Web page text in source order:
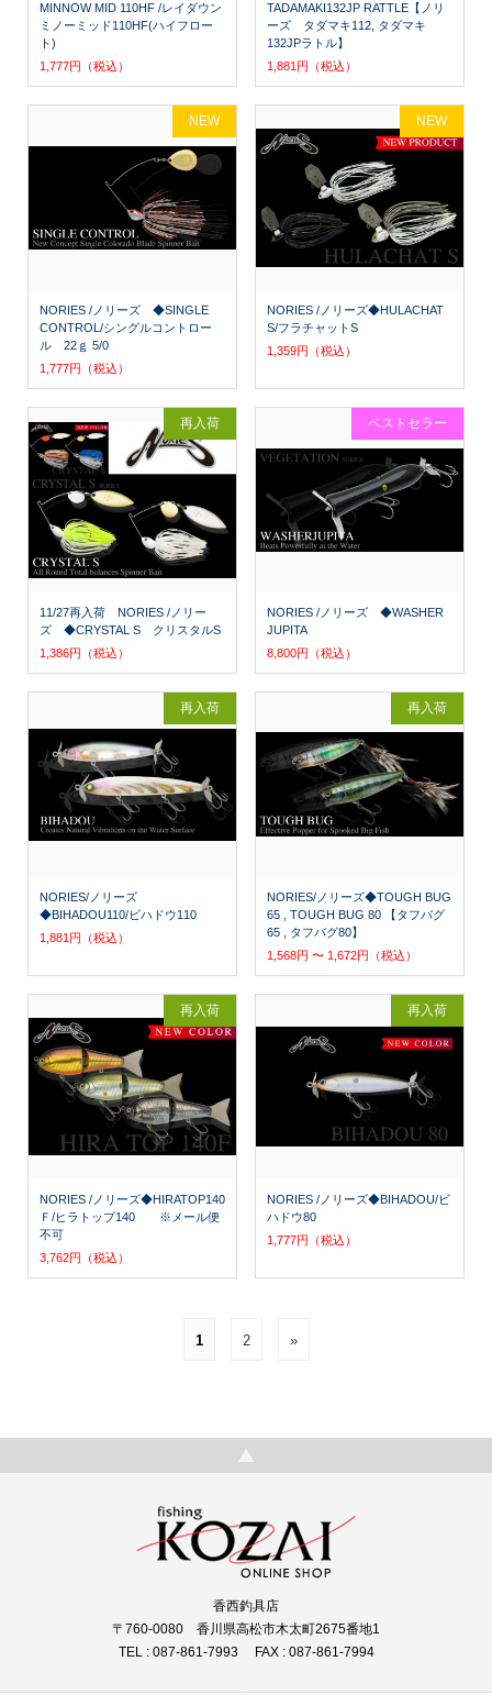
MINNOW MID 110HF /レイダウン
ミノーミッド110HF(ハイフロー
ト)
1,777円（税込）
TADAMAKI132JP RATTLE【ノリ
ーズ タダマキ112, タダマキ
132JPラトル】
1,881円（税込）
NORIES /ノリーズ ◆SINGLE
CONTROL/シングルコントロー
ル 22ｇ 5/0
1,777円（税込）
NEW
NORIES /ノリーズ◆HULACHAT
S/フラチャットS
1,359円（税込）
NEW
11/27再入荷 NORIES /ノリー
ズ ◆CRYSTAL S クリスタルS
1,386円（税込）
再入荷
NORIES /ノリーズ ◆WASHER
JUPITA
8,800円（税込）
ベストセラー
NORIES/ノリーズ
◆BIHADOU110/ビハドウ110
1,881円（税込）
再入荷
NORIES/ノリーズ◆TOUGH BUG
65 , TOUGH BUG 80 【タフバグ
65 , タフバグ80】
1,568円 〜 1,672円（税込）
再入荷
NORIES /ノリーズ◆HIRATOP140
Ｆ/ヒラトップ140 ※メール便
不可
3,762円（税込）
再入荷
NORIES /ノリーズ◆BIHADOU/ビ
ハドウ80
1,777円（税込）
再入荷
1 2 »
香西釣具店
〒760-0080 香川県高松市木太町2675番地1
TEL : 087-861-7993 FAX : 087-861-7994